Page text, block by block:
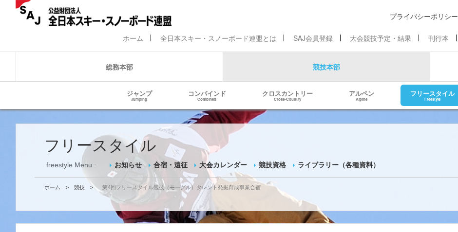
プライバシーポリシー
ホーム 全日本スキー・スノーボード連盟とは SAJ会員登録 大会競技予定・結果 刊行本
総務本部 競技本部
ジャンプ
Jumping
コンバインド
Combined
クロスカントリー
Cross-Country
アルペン
Alpine
フリースタイル
Freestyle
フリースタイル
freestyle Menu : お知らせ 合宿・遠征 大会カレンダー 競技資格 ライブラリー（各種資料）
ホーム > 競技 > 第4回フリースタイル競技（モーグル）タレント発掘育成事業合宿